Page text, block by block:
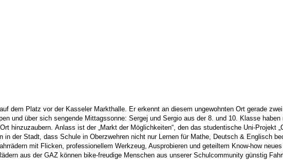
dem Platz vor der Kasseler Markthalle. Er erkennt an diesem ungewohnten Ort gerade
und über sich sengende Mittagssonne: Sergej und Sergio aus der 8. und 10. Klasse
hinzuzaubern. Anlass ist der „Markt der Möglichkeiten“, den das studentische Uni-Projekt
in der Stadt, dass Schule in Oberzwehren nicht nur Lernen für Mathe, Deutsch & Englisch
mit Flicken, professionellem Werkzeug, Ausprobieren und geteiltem Know-how
aus der GAZ können bike-freudige Menschen aus unserer Schulcommunity günstig